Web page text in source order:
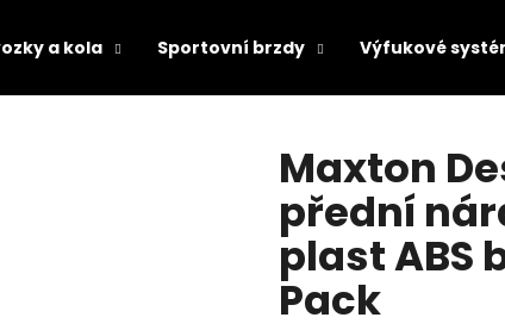
a kola Sportovní brzdy Výfukové
Maxton
přední
plast ABS
Pack
HLEDAT